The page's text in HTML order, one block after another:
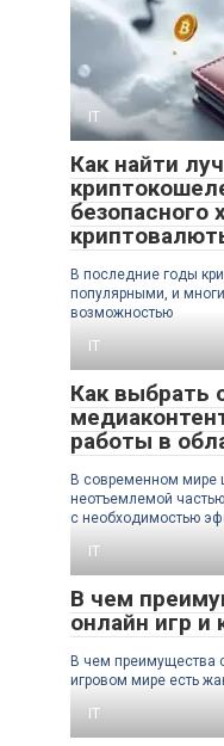
IT
Как найти
безопасного
В последние годы
популярными, и
возможностью
IT
Как выбрать
работы в
В современном мире
неотъемлемой
с необходимостью
IT
В чем
онлайн игр и
В чем преимущества
игровом мире есть
IT